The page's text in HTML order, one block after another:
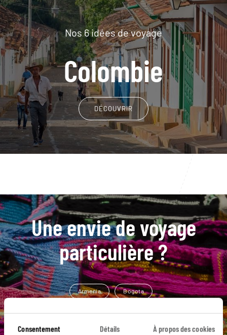
Consentement Détails À propos des cookies
Nos 6 idées de voyage
Colombie
DÉCOUVRIR
Une envie de voyage
particulière ?
Armenia Bogota
La Boquilla Bahia Hondita Carthagène des Indes